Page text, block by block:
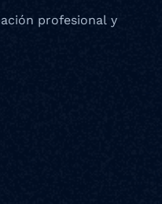
profesional y